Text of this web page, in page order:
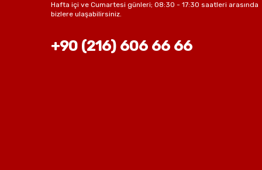
Hafta içi ve Cumartesi günleri; 08:30 - 17:30 saatleri arasında
bizlere ulaşabilirsiniz.
+90 (216) 606 66 66